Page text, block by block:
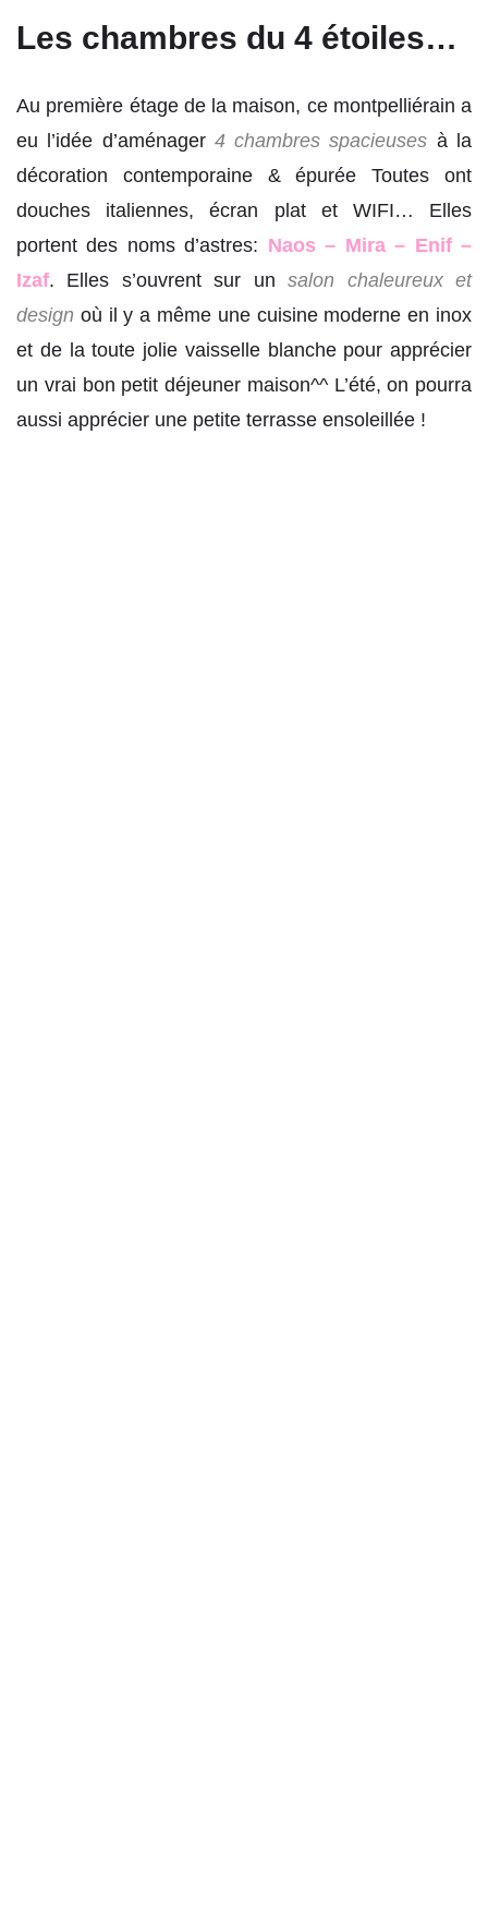
Les chambres du 4 étoiles…
Au première étage de la maison, ce montpelliérain a
eu l’idée d’aménager 4 chambres spacieuses à la
décoration contemporaine & épurée Toutes ont
douches italiennes, écran plat et WIFI… Elles
portent des noms d’astres: Naos – Mira – Enif –
Izaf. Elles s’ouvrent sur unsalon
chaleureux et
design où il y a même une cuisine moderne en inox
et de la toute jolie vaisselle blanche pour apprécier
un vrai bon petit déjeuner maison^^ L’été, on pourra
aussi apprécier une petite terrasse ensoleillée !